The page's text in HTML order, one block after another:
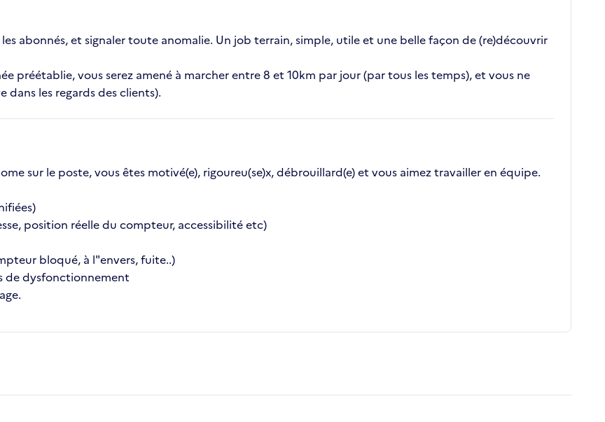
abonnés, et signaler toute anomalie. Un job terrain, simple, utile et une belle façon de (re)découvrir
préétablie, vous serez amené à marcher entre 8 et 10km par jour (par tous les temps), et vous ne
les regards des clients).
sur le poste, vous êtes motivé(e), rigoureu(se)x, débrouillard(e) et vous aimez travailler en équipe.
position réelle du compteur, accessibilité etc)
bloqué, à l"envers, fuite..)
de dysfonctionnement